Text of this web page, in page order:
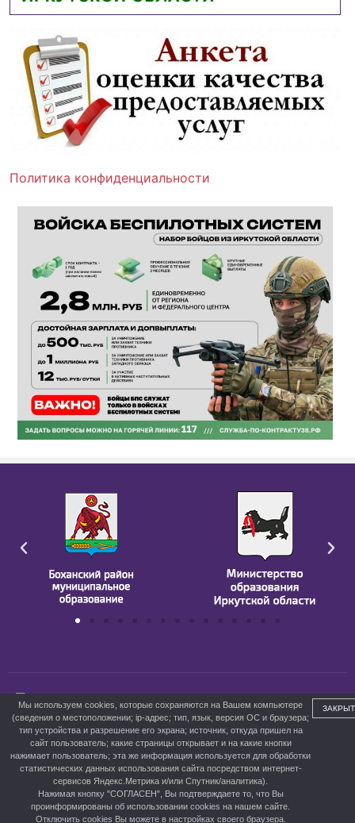
Политика конфиденциальности
ГБПОУ ИО БПК им. Д. Банзарова
Версия для слабовидящих
Мы используем cookies, которые сохраняются на Вашем компьютере
(сведения о местоположении; ip-адрес; тип, язык, версия ОС и браузера;
тип устройства и разрешение его экрана; источник, откуда пришел на
сайт пользователь; какие страницы открывает и на какие кнопки
нажимает пользователь; эта же информация используется для обработки
статистических данных использования сайта посредством интернет-
сервисов Яндекс.Метрика и/или Спутник/аналитика).
Нажимая кнопку "СОГЛАСЕН", Вы подтверждаете то, что Вы
проинформированы об использовании cookies на нашем сайте.
Отключить cookies Вы можете в настройках своего браузера.